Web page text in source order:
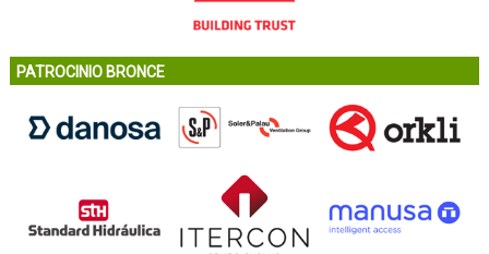
PATROCINIO BRONCE